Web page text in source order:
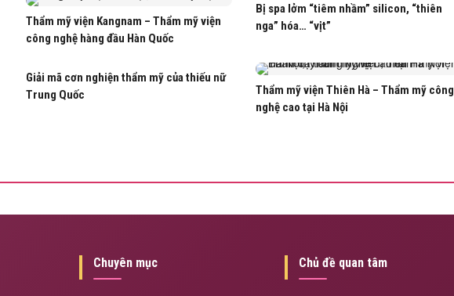
Thẩm mỹ viện Kangnam – Thẩm mỹ viện
công nghệ hàng đầu Hàn Quốc
Bị spa lởm “tiêm nhầm” silicon, “thiên
nga” hóa… “vịt”
Giải mã cơn nghiện thẩm mỹ của thiếu nữ
Trung Quốc
Thẩm mỹ viện Thiên Hà – Thẩm mỹ công
nghệ cao tại Hà Nội
Chuyên mục Chủ đề quan tâm